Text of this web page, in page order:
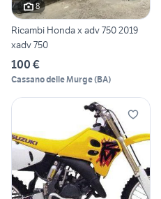
8
Ricambi Honda x adv 750 2019
xadv 750
100 €
Cassano delle Murge(BA)